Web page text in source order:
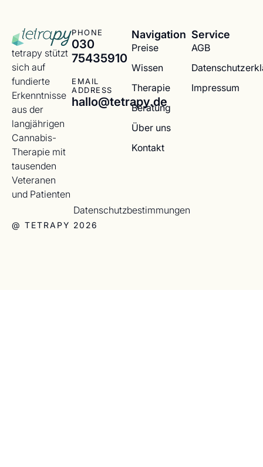
tetrapy stützt
sich auf
fundierte
Erkenntnisse
aus der
langjährigen
Cannabis-
Therapie mit
tausenden
Veteranen
und Patienten
PHONE
030
75435910
EMAIL
ADDRESS
hallo@tetrapy.de
Navigation
Preise
Wissen
Therapie
Beratung
Über uns
Kontakt
Service
AGB
Impressum
@ TETRAPY 2026
Datenschutzbestimmungen